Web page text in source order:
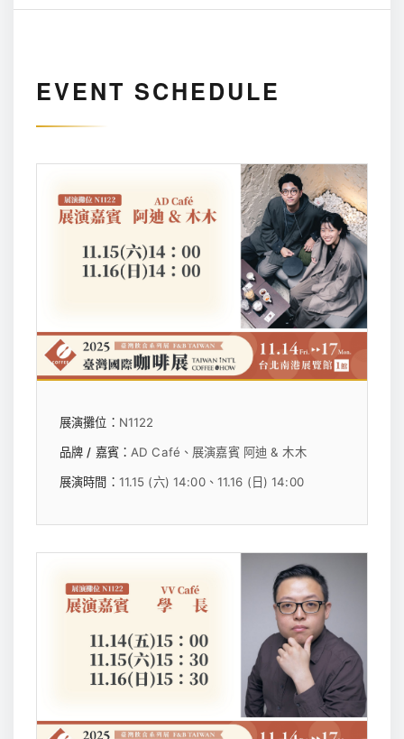
EVENT SCHEDULE
展演攤位： N1122
品牌 / 嘉賓： AD Café、展演嘉賓 阿迪 & 木木
展演時間： 11.15 (六) 14:00、11.16 (日) 14:00